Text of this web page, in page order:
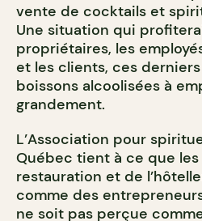
vente de cocktails et
Une situation qui
propriétaires, les
et les clients, ces
boissons alcoolisées à
grandement.
L’Association pour
Québec tient à ce que
restauration et de
comme des
ne soit pas perçue